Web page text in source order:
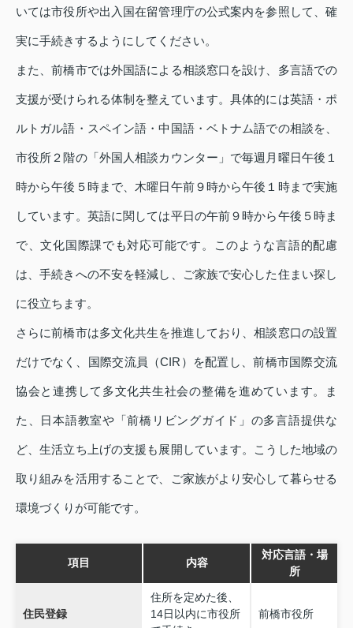
いては市役所や出入国在留管理庁の公式案内を参照して、確
実に手続きするようにしてください。
また、前橋市では外国語による相談窓口を設け、多言語での
支援が受けられる体制を整えています。具体的には英語・ポ
ルトガル語・スペイン語・中国語・ベトナム語での相談を、
市役所２階の「外国人相談カウンター」で毎週月曜日午後１
時から午後５時まで、木曜日午前９時から午後１時まで実施
しています。英語に関しては平日の午前９時から午後５時ま
で、文化国際課でも対応可能です。このような言語的配慮
は、手続きへの不安を軽減し、ご家族で安心した住まい探し
に役立ちます。
さらに前橋市は多文化共生を推進しており、相談窓口の設置
だけでなく、国際交流員（CIR）を配置し、前橋市国際交流
協会と連携して多文化共生社会の整備を進めています。ま
た、日本語教室や「前橋リビングガイド」の多言語提供な
ど、生活立ち上げの支援も展開しています。こうした地域の
取り組みを活用することで、ご家族がより安心して暮らせる
環境づくりが可能です。
項目 内容
対応言語・場
所
住民登録
住所を定めた後、
14日以内に市役所
前橋市役所